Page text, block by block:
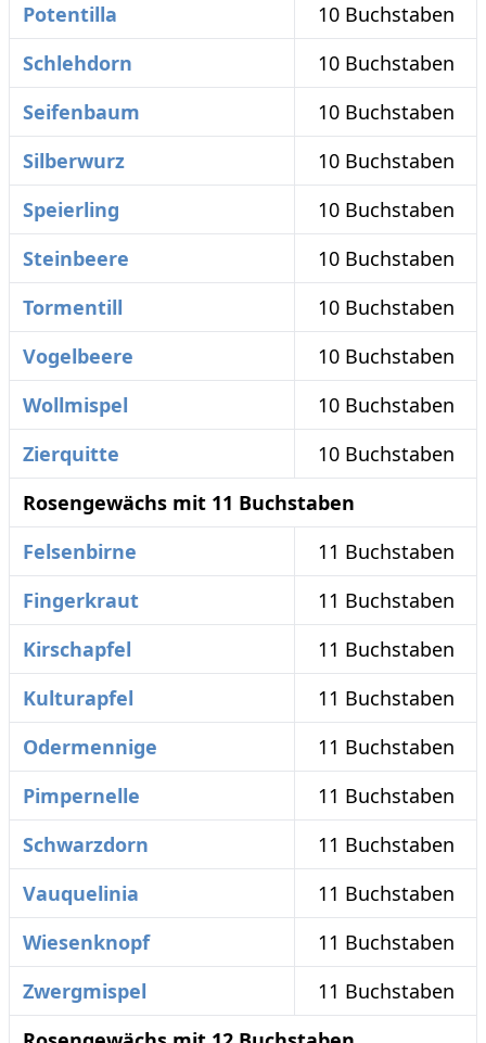
Potentilla
10 Buchstaben
Schlehdorn
10 Buchstaben
Seifenbaum
10 Buchstaben
Silberwurz
10 Buchstaben
Speierling
10 Buchstaben
Steinbeere
10 Buchstaben
Tormentill
10 Buchstaben
Vogelbeere
10 Buchstaben
Wollmispel
10 Buchstaben
Zierquitte
10 Buchstaben
Rosengewächs mit 11 Buchstaben
Felsenbirne
11 Buchstaben
Fingerkraut
11 Buchstaben
Kirschapfel
11 Buchstaben
Kulturapfel
11 Buchstaben
Odermennige
11 Buchstaben
Pimpernelle
11 Buchstaben
Schwarzdorn
11 Buchstaben
Vauquelinia
11 Buchstaben
Wiesenknopf
11 Buchstaben
Zwergmispel
11 Buchstaben